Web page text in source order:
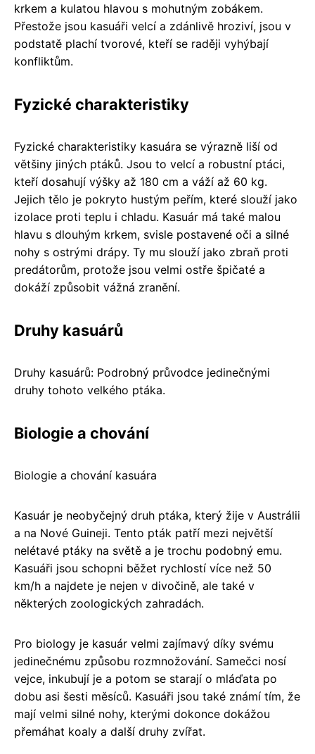
krkem a kulatou hlavou s mohutným zobákem.
Přestože jsou kasuáři velcí a zdánlivě hroziví, jsou v
podstatě plachí tvorové, kteří se raději vyhýbají
konfliktům.
Fyzické charakteristiky
Fyzické charakteristiky kasuára se výrazně liší od
většiny jiných ptáků. Jsou to velcí a robustní ptáci,
kteří dosahují výšky až 180 cm a váží až 60 kg.
Jejich tělo je pokryto hustým peřím, které slouží jako
izolace proti teplu i chladu. Kasuár má také malou
hlavu s dlouhým krkem, svisle postavené oči a silné
nohy s ostrými drápy. Ty mu slouží jako zbraň proti
predátorům, protože jsou velmi ostře špičaté a
dokáží způsobit vážná zranění.
Druhy kasuárů
Druhy kasuárů: Podrobný průvodce jedinečnými
druhy tohoto velkého ptáka.
Biologie a chování
Biologie a chování kasuára
Kasuár je neobyčejný druh ptáka, který žije v Austrálii
a na Nové Guineji. Tento pták patří mezi největší
nelétavé ptáky na světě a je trochu podobný emu.
Kasuáři jsou schopni běžet rychlostí více než 50
km/h a najdete je nejen v divočině, ale také v
některých zoologických zahradách.
Pro biology je kasuár velmi zajímavý díky svému
jedinečnému způsobu rozmnožování. Samečci nosí
vejce, inkubují je a potom se starají o mláďata po
dobu asi šesti měsíců. Kasuáři jsou také známí tím, že
mají velmi silné nohy, kterými dokonce dokážou
přemáhat koaly a další druhy zvířat.